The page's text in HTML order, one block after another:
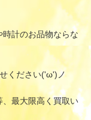
計のお品物ならな
ください('ω')ノ
、最大限高く買取い